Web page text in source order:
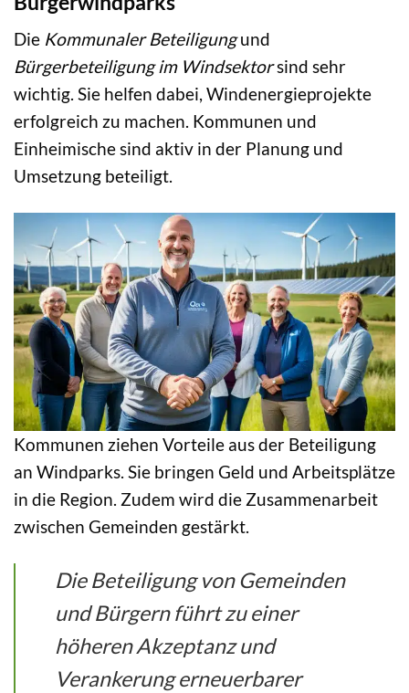
Die Kommunaler Beteiligungund
Bürgerbeteiligung im Windsektorsind sehr
wichtig. Sie helfen dabei, Windenergieprojekte
erfolgreich zu machen. Kommunen und
Einheimische sind aktiv in der Planung und
Umsetzung beteiligt.
Kommunen ziehen Vorteile aus der Beteiligung
an Windparks. Sie bringen Geld und Arbeitsplätze
in die Region. Zudem wird die Zusammenarbeit
zwischen Gemeinden gestärkt.
Die Beteiligung von Gemeinden
und Bürgern führt zu einer
höheren Akzeptanz und
Verankerung erneuerbarer